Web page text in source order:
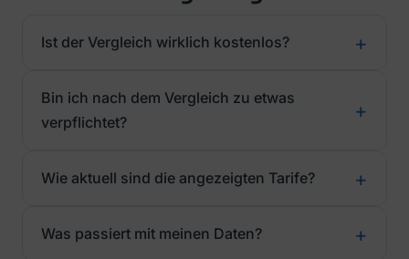
Ist der Vergleich wirklich kostenlos?
Bin ich nach dem Vergleich zu etwas
verpflichtet?
Wie aktuell sind die angezeigten Tarife?
Was passiert mit meinen Daten?